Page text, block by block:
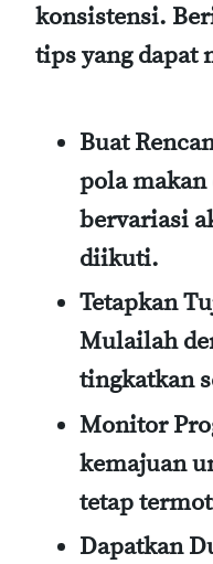
konsistensi.
tips yang dapat
Buat
pola makan
bervariasi
diikuti.
Tetapkan
Mulailah
tingkatkan
Monitor
kemajuan
tetap
Dapatkan